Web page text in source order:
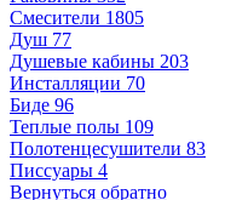
Смесители 1805
Душ 77
Душевые кабины 203
Инсталляции 70
Биде 96
Теплые полы 109
Полотенцесушители 83
Писсуары 4
Вернуться обратно